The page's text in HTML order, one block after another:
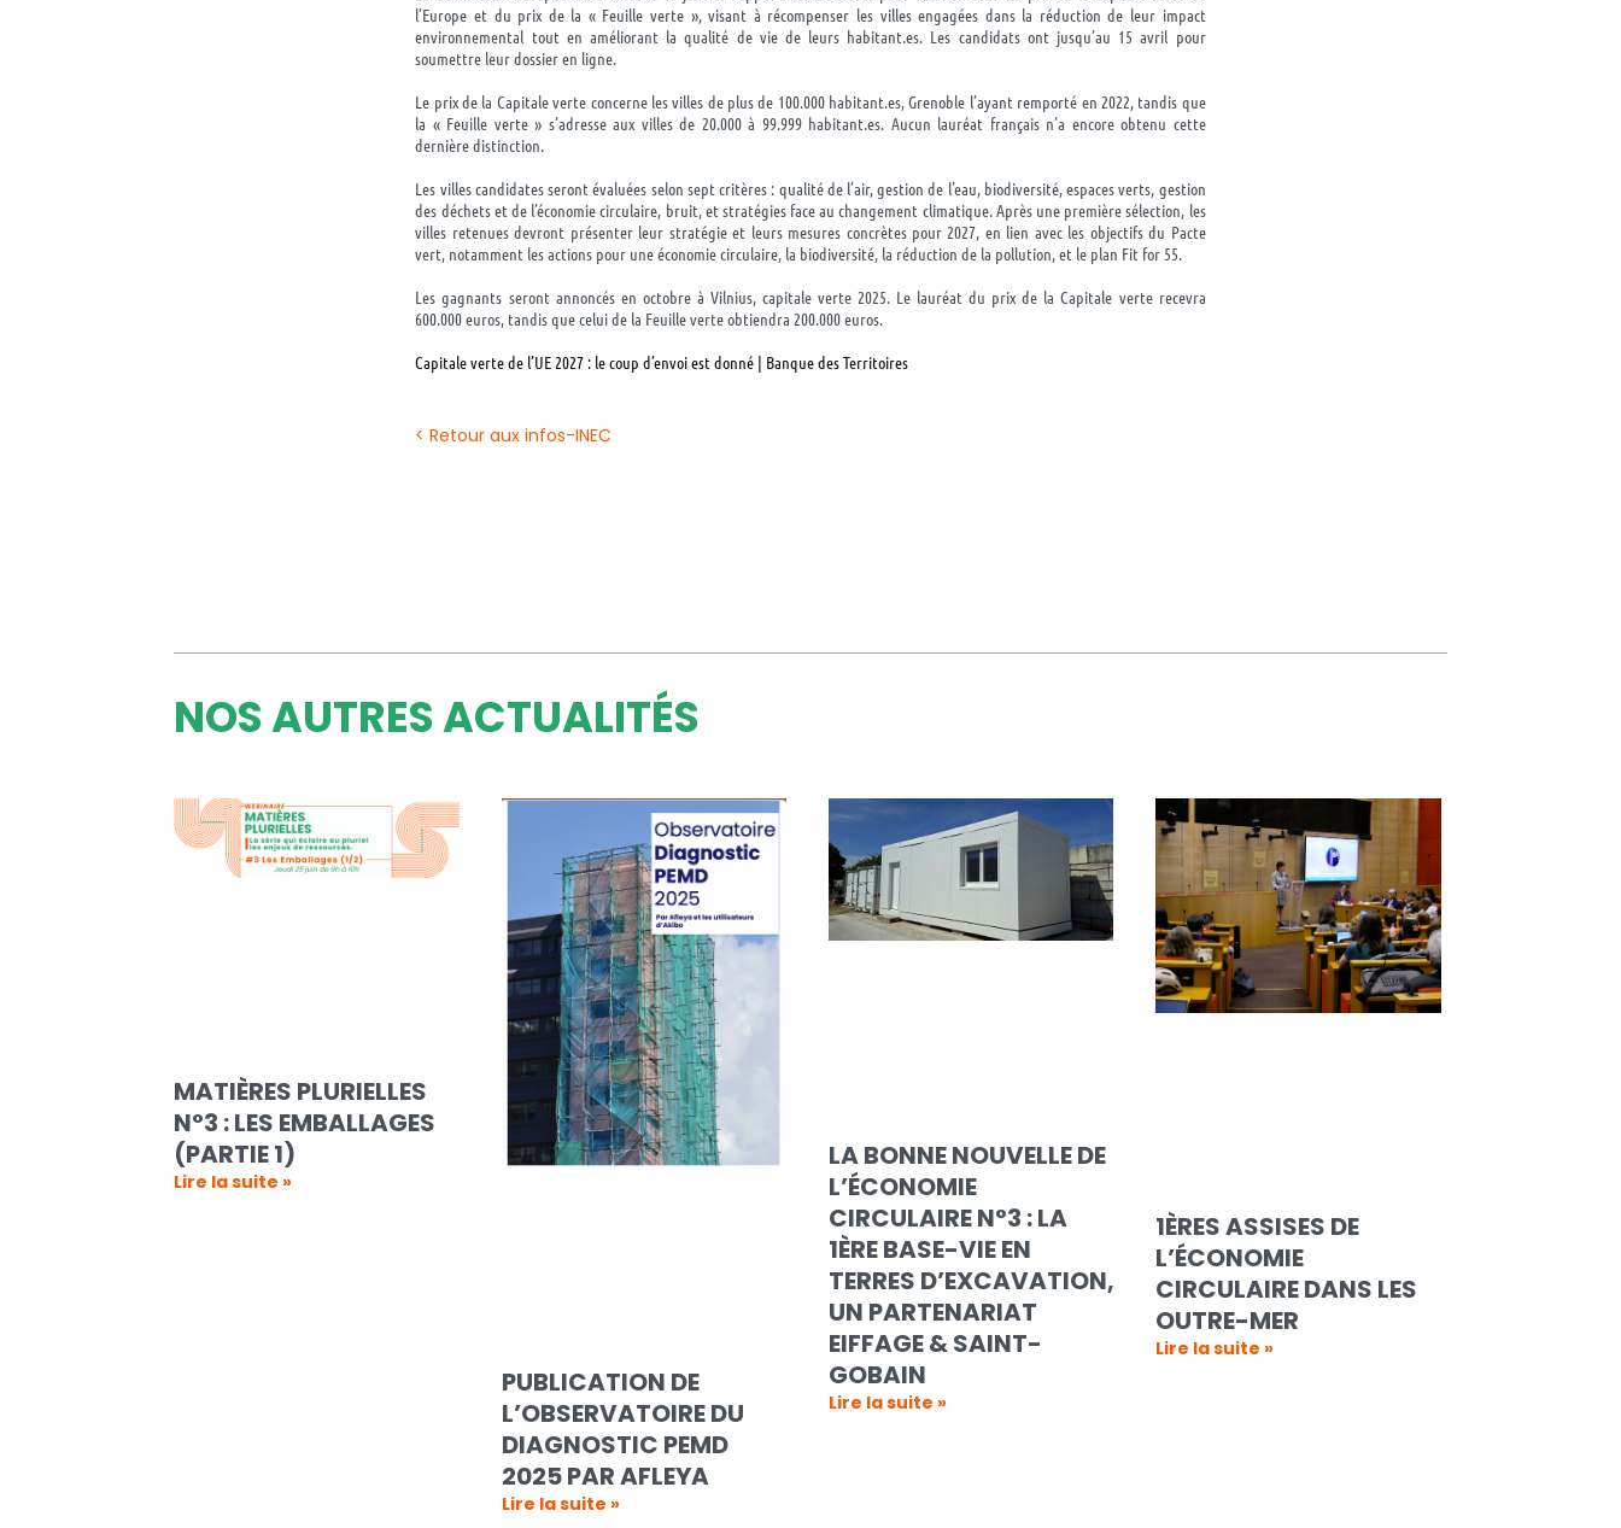
l’Europe et du prix de la « Feuille verte », visant à récompenser les villes engagées dans la réduction de leur impact
environnemental tout en améliorant la qualité de vie de leurs habitant.es. Les candidats ont jusqu’au 15 avril pour
soumettre leur dossier en ligne.
Le prix de la Capitale verte concerne les villes de plus de 100.000 habitant.es, Grenoble l’ayant remporté en 2022, tandis que
la « Feuille verte » s’adresse aux villes de 20.000 à 99.999 habitant.es. Aucun lauréat français n’a encore obtenu cette
dernière distinction.
Les villes candidates seront évaluées selon sept critères : qualité de l’air, gestion de l’eau, biodiversité, espaces verts, gestion
des déchets et de l’économie circulaire, bruit, et stratégies face au changement climatique. Après une première sélection, les
villes retenues devront présenter leur stratégie et leurs mesures concrètes pour 2027, en lien avec les objectifs du Pacte
vert, notamment les actions pour une économie circulaire, la biodiversité, la réduction de la pollution, et le plan Fit for 55.
Les gagnants seront annoncés en octobre à Vilnius, capitale verte 2025. Le lauréat du prix de la Capitale verte recevra
600.000 euros, tandis que celui de la Feuille verte obtiendra 200.000 euros.
Capitale verte de l’UE 2027 : le coup d’envoi est donné | Banque des Territoires
< Retour aux infos-INEC
NOS AUTRES ACTUALITÉS
MATIÈRES PLURIELLES
N°3 : LES EMBALLAGES
(PARTIE 1)
Lire la suite »
PUBLICATION DE
L’OBSERVATOIRE DU
DIAGNOSTIC PEMD
2025 PAR AFLEYA
Lire la suite »
LA BONNE NOUVELLE DE
L’ÉCONOMIE
CIRCULAIRE N°3 : LA
1ÈRE BASE-VIE EN
TERRES D’EXCAVATION,
UN PARTENARIAT
EIFFAGE & SAINT-
GOBAIN
Lire la suite »
1ÈRES ASSISES DE
L’ÉCONOMIE
CIRCULAIRE DANS LES
OUTRE-MER
Lire la suite »